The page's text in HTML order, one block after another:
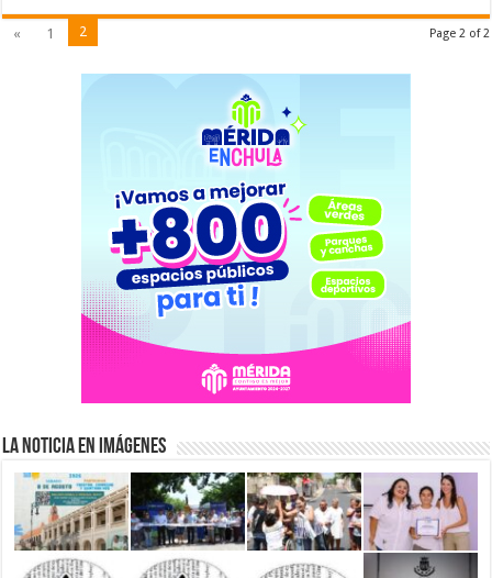
Page 2 of 2
« 1 2
La Noticia en Imágenes